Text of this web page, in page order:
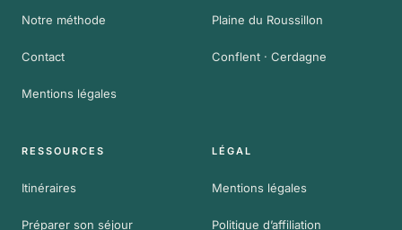
Notre méthode
Contact
Mentions légales
Plaine du Roussillon
Conflent · Cerdagne
RESSOURCES
Itinéraires
Préparer son séjour
LÉGAL
Mentions légales
Politique d’affiliation